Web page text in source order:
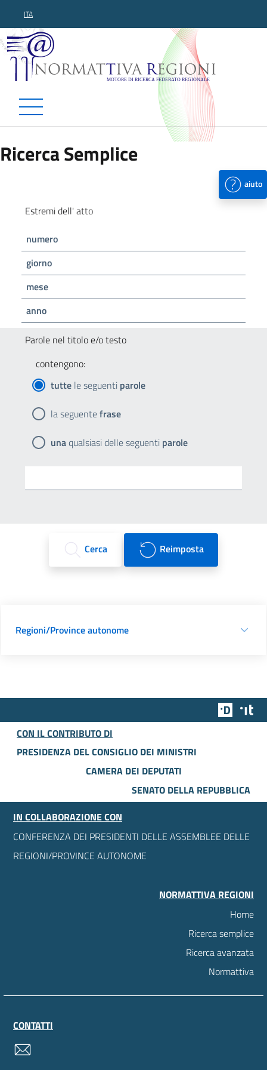
ITA
Normattiva Regioni -
Ricerca Semplice
aiuto
Estremi dell' atto
numero
giorno
mese
anno
Parole nel titolo e/o testo
contengono:
tutte le seguenti parole
la seguentefrase
unaqualsiasi delle seguenti parole
Cerca Reimposta
Regioni/Province autonome
Team
CON IL CONTRIBUTO DI
PRESIDENZA DEL CONSIGLIO DEI MINISTRI
CAMERA DEI DEPUTATI
SENATO DELLA REPUBBLICA
IN COLLABORAZIONE CON
CONFERENZA DEI PRESIDENTI DELLE ASSEMBLEE DELLE
REGIONI/PROVINCE AUTONOME
NORMATTIVA REGIONI
Home
Ricerca semplice
Ricerca avanzata
Normattiva
CONTATTI